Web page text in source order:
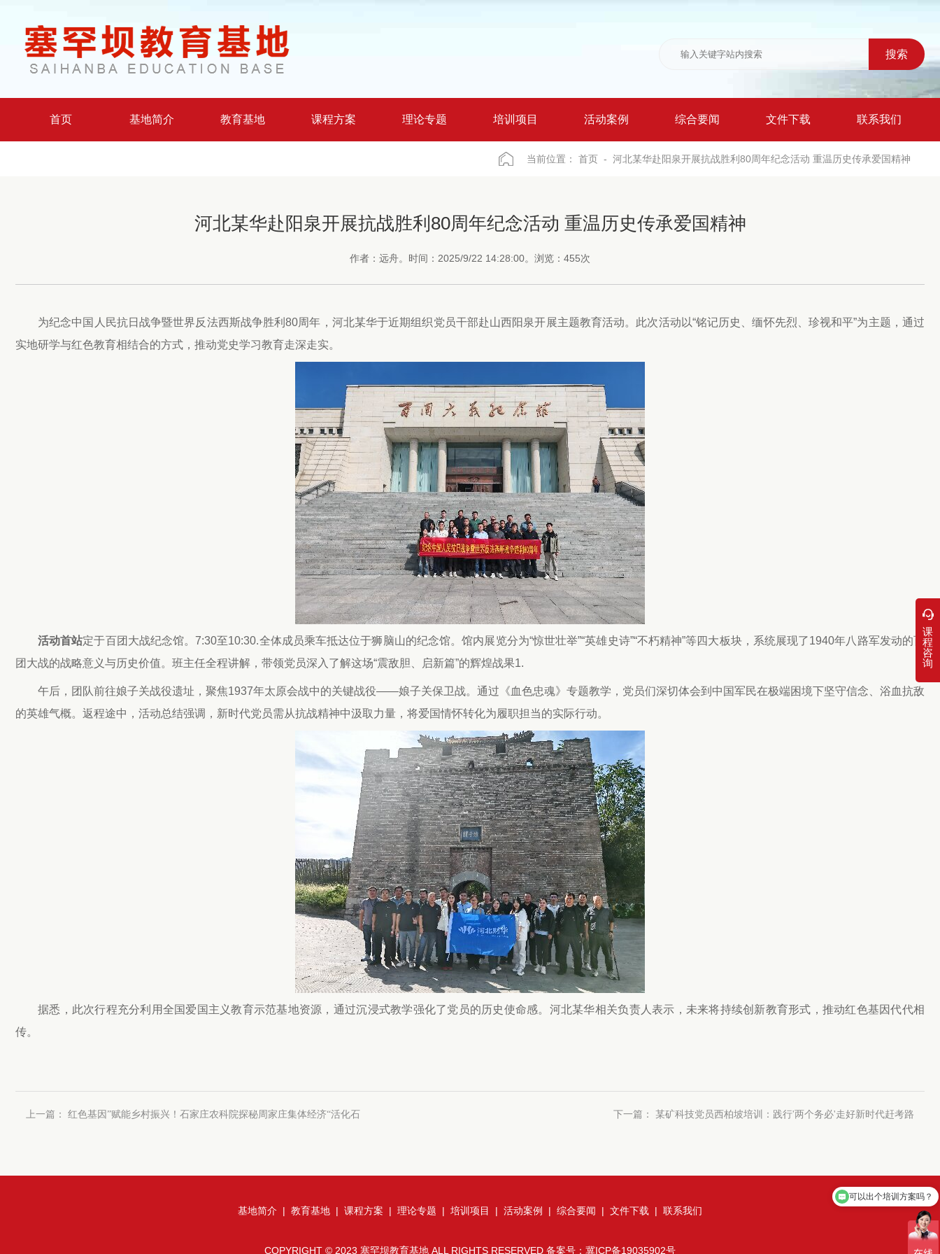
首页 基地简介 教育基地 课程方案 理论专题 培训项目 活动案例 综合要闻 文件下载 联系我们
当前位置： 首页 - 河北某华赴阳泉开展抗战胜利80周年纪念活动 重温历史传承爱国精神
河北某华赴阳泉开展抗战胜利80周年纪念活动 重温历史传承爱国精神
作者：远舟。时间：2025/9/22 14:28:00。浏览：455次
为纪念中国人民抗日战争暨世界反法西斯战争胜利80周年，河北某华于近期组织党员干部赴山西阳泉开展主题教育活动。此次活动以“铭记历史、缅怀先烈、珍视和平”为主题，通过
实地研学与红色教育相结合的方式，推动党史学习教育走深走实。
活动首站定于百团大战纪念馆。7:30至10:30.全体成员乘车抵达位于狮脑山的纪念馆。馆内展览分为“惊世壮举”“英雄史诗”“不朽精神”等四大板块，系统展现了1940年八路军发动的百
团大战的战略意义与历史价值。班主任全程讲解，带领党员深入了解这场“震敌胆、启新篇”的辉煌战果1.
午后，团队前往娘子关战役遗址，聚焦1937年太原会战中的关键战役——娘子关保卫战。通过《血色忠魂》专题教学，党员们深切体会到中国军民在极端困境下坚守信念、浴血抗敌
的英雄气概。返程途中，活动总结强调，新时代党员需从抗战精神中汲取力量，将爱国情怀转化为履职担当的实际行动。
据悉，此次行程充分利用全国爱国主义教育示范基地资源，通过沉浸式教学强化了党员的历史使命感。河北某华相关负责人表示，未来将持续创新教育形式，推动红色基因代代相
传。
上一篇： 红色基因”赋能乡村振兴！石家庄农科院探秘周家庄集体经济“活化石 下一篇： 某矿科技党员西柏坡培训：践行'两个务必'走好新时代赶考路
基地简介 | 教育基地 | 课程方案 | 理论专题 | 培训项目 | 活动案例 | 综合要闻 | 文件下载 | 联系我们
COPYRIGHT © 2023 塞罕坝教育基地 ALL RIGHTS RESERVED 备案号： 冀ICP备19035902号
课
程
咨
询
可以出个培训方案吗？